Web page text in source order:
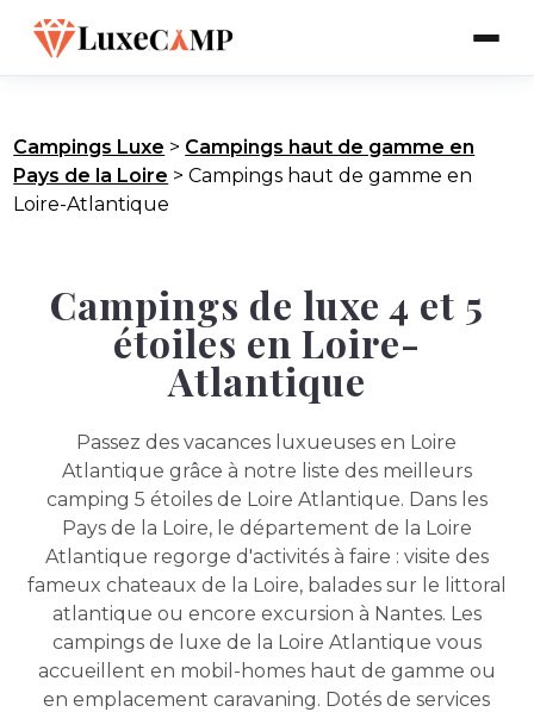
Campings Luxe > Campings haut de gamme en
Pays de la Loire >Campings haut de gamme en
Loire-Atlantique
Campings de luxe 4 et 5
étoiles en Loire-
Atlantique
Passez des vacances luxueuses en Loire
Atlantique grâce à notre liste des meilleurs
camping 5 étoiles de Loire Atlantique. Dans les
Pays de la Loire, le département de la Loire
Atlantique regorge d'activités à faire : visite des
fameux chateaux de la Loire, balades sur le littoral
atlantique ou encore excursion à Nantes. Les
campings de luxe de la Loire Atlantique vous
accueillent en mobil-homes haut de gamme ou
en emplacement caravaning. Dotés de services